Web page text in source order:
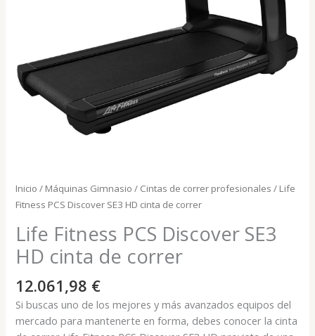
Inicio / Máquinas Gimnasio / Cintas de correr profesionales / Life
Fitness PCS Discover SE3 HD cinta de correr
Life Fitness PCS Discover SE3
HD cinta de correr
12.061,98 €
Si buscas uno de los mejores y más avanzados equipos del
mercado para mantenerte en forma, debes conocer la cinta